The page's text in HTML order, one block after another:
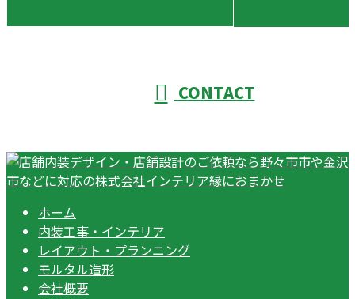
CONTACT
ホーム
内装工事・インテリア
レイアウト・プランニング
モルタル造形
会社概要